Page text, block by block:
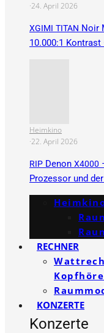
·24. April 2026
XGIMI TITAN Noir
10.000:1
Heimkino
·22. April 2026
RIP Denon X4000
Prozessor und
RECHNER
KONZERTE
Konzerte